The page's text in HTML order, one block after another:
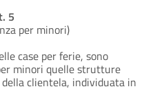
5
per minori)
case per ferie, sono
minori quelle strutture
clientela, individuata in